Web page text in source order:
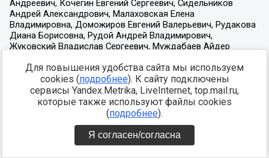
Для повышения удобства сайта мы используем
cookies (подробнее). К сайту подключены
сервисы Yandex.Metrika, LiveInternet, top.mail.ru,
которые также используют файлы cookies
(подробнее).
Я согласен/согласна